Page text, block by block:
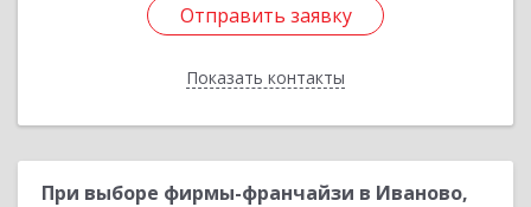
Отправить заявку
Показать контакты
Отправить заявку
Назад
При выборе фирмы-франчайзи в Иваново,